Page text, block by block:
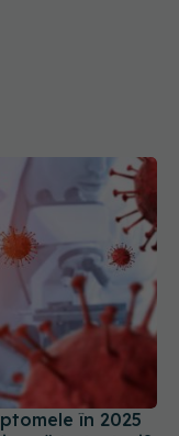
în 2025
să te testezi?